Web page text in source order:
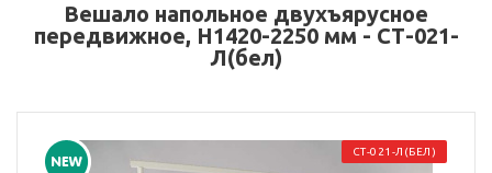
Вешало напольное двухъярусное
передвижное, H1420-2250 мм - СТ-021-
Л(бел)
СТ-021-Л(БЕЛ)